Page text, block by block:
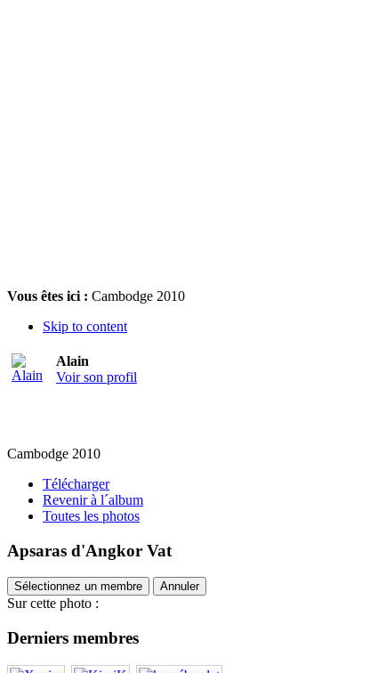
Vous êtes ici : Cambodge 2010
Skip to content
Alain
Voir son profil
Cambodge 2010
Télécharger
Revenir à l´album
Toutes les photos
Apsaras d'Angkor Vat
Sélectionnez un membre Annuler
Sur cette photo :
Derniers membres